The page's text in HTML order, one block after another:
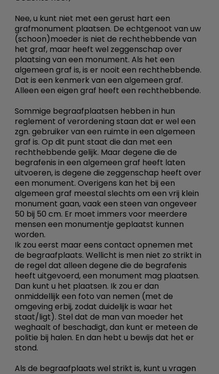
Nee, u kunt niet met een gerust hart een
grafmonument plaatsen. De echtgenoot van uw
(schoon)moeder is niet de rechthebbende van
het graf, maar heeft wel zeggenschap over
plaatsing van een monument. Als het een
algemeen graf is, is er nooit een rechthebbende.
Dat is een kenmerk van een algemeen graf.
Alleen een eigen graf heeft een rechthebbende.
Sommige begraafplaatsen hebben in hun
reglement of verordening staan dat er wel een
zgn. gebruiker van een ruimte in een algemeen
graf is. Op dit punt staat die dan met een
rechthebbende gelijk. Maar degene die de
begrafenis in een algemeen graf heeft laten
uitvoeren, is degene die zeggenschap heeft over
een monument. Overigens kan het bij een
algemeen graf meestal slechts om een vrij klein
monument gaan, vaak een steen van ongeveer
50 bij 50 cm. Er moet immers voor meerdere
mensen een monumentje geplaatst kunnen
worden.
Ik zou eerst maar eens contact opnemen met
de begraafplaats. Wellicht is men niet zo strikt in
de regel dat alleen degene die de begrafenis
heeft uitgevoerd, een monument mag plaatsen.
Dan kunt u het plaatsen. Ik zou er dan
onmiddellijk een foto van nemen (met de
omgeving erbij, zodat duidelijk is waar het
staat/ligt). Stel dat de man van moeder het
weghaalt of beschadigt, dan kunt er meteen de
politie bij halen. En dan hebt u bewijs dat het er
stond.
Als de begraafplaats wel strikt is, kunt u vragen